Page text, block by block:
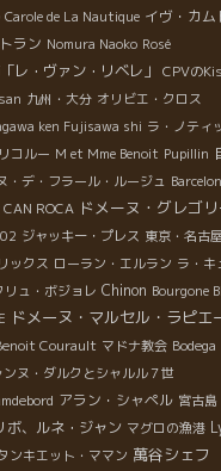
Carole de La Nautique イヴ・カム
ラン Nomura Naoko Rosé
レ・ヴァン・リベレ」
CPVの
九州・大分 オリビエ・クロス
ken Fujisawa shi ラ・ノティ
コルー M et Mme Benoit Pupillin
・デ・フラール・ルージュ Barcelon
ROCA ドメーヌ・グレゴリ
ジャッキー・プレス 東京・名古
ックス ローラン・エルラン ラ・キ
リュ・ボジョレ Chinon Bourgone
ドメーヌ・マルセル・ラピエ
Courault マドナ教会 Bodega
ンヌ・ダルクとシャルル７世
アラン・シャペル 宮古島
ボ、ルネ・ジャン マグロの漁港
ンキエット・ママン 萬谷シェフ